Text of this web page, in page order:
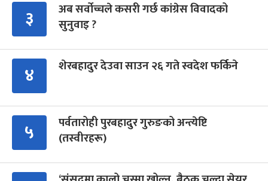
३
अब सर्वोच्चले कसरी गर्छ कांग्रेस विवादको
सुनुवाइ ?
४ शेरबहादुर देउवा साउन २६ गते स्वदेश फर्किने
५
पर्वतारोही पुरबहादुर गुरुङको अन्त्येष्टि
(तस्वीरहरू)